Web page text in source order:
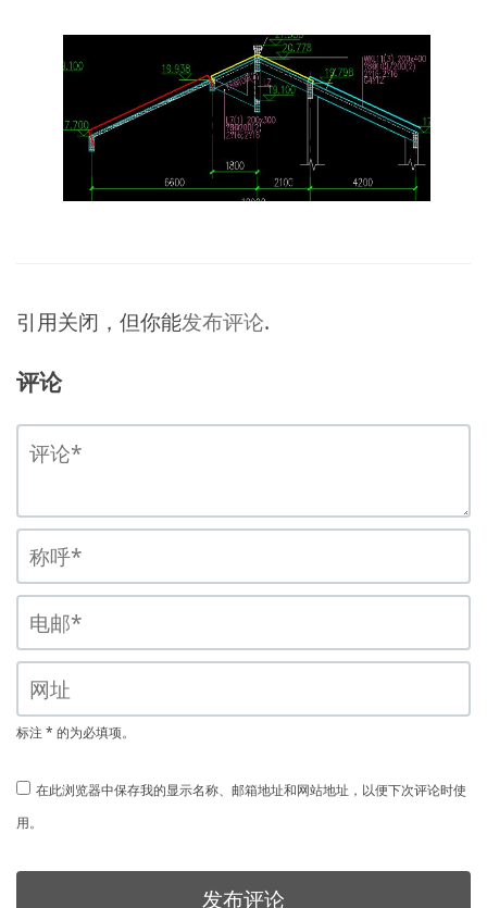
引用关闭，但你能发布评论.
评论
标注 * 的为必填项。
在此浏览器中保存我的显示名称、邮箱地址和网站地址，以便下次评论时使
用。